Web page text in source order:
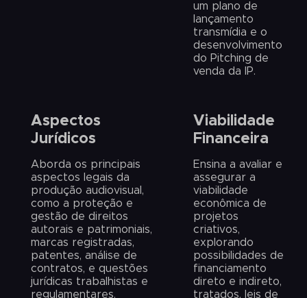
um plano de
lançamento
transmídia e o
desenvolvimento
do Pitching de
venda da IP.
Aspectos
Jurídicos
Aborda os principais
aspectos legais da
produção audiovisual,
como a proteção e
gestão de direitos
autorais e patrimoniais,
marcas registradas,
patentes, análise de
contratos, e questões
jurídicas trabalhistas e
regulamentares.
Viabilidade
Financeira
Ensina a avaliar e
assegurar a
viabilidade
econômica de
projetos
criativos,
explorando
possibilidades de
financiamento
direto e indireto,
tratados, leis de